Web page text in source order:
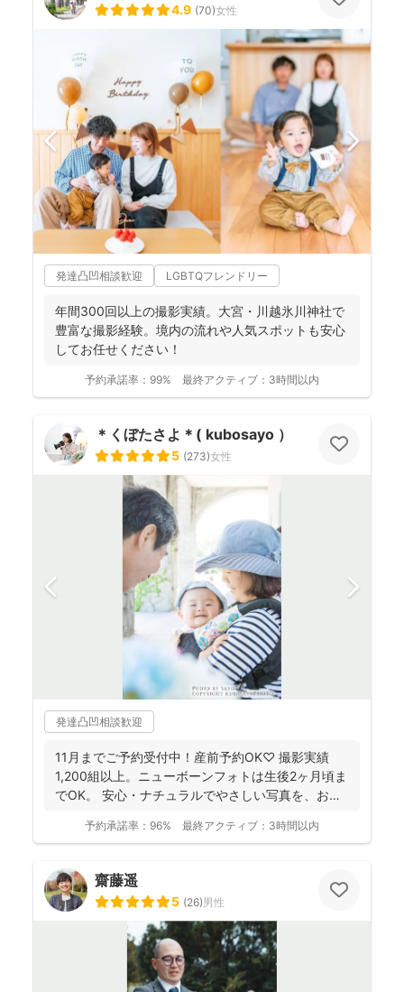
4.9 (70)女性
発達凸凹相談歓迎 LGBTQフレンドリー
年間300回以上の撮影実績。大宮・川越氷川神社で
豊富な撮影経験。境内の流れや人気スポットも安心
してお任せください！
予約承諾率： 99% 最終アクティブ： 3時間以内
＊くぼたさよ＊( kubosayo ）
5 (273)女性
発達凸凹相談歓迎
11月までご予約受付中！産前予約OK♡ 撮影実績
1,200組以上。ニューボーンフォトは生後2ヶ月頃ま
でOK。 安心・ナチュラルでやさしい写真を、お子
予約承諾率： 96% 最終アクティブ： 3時間以内
齋藤遥
5 (26)男性